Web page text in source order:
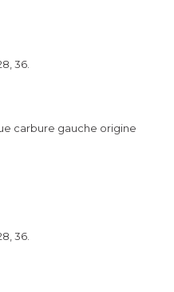
36.
carbure gauche origine
36.